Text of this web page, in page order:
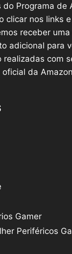
do Programa de
clicar nos links
receber
adicional para
realizadas com
oficial da
Gamer
Periféricos